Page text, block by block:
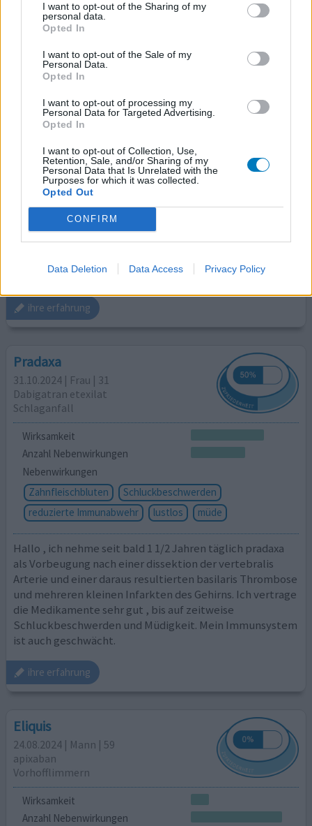
I want to opt-out of the Sharing of my
personal data.
Opted In
I want to opt-out of the Sale of my
Personal Data.
Opted In
I want to opt-out of processing my
Personal Data for Targeted Advertising.
Opted In
I want to opt-out of Collection, Use,
Retention, Sale, and/or Sharing of my
Personal Data that Is Unrelated with the
Purposes for which it was collected.
Opted Out
CONFIRM
Data Deletion Data Access Privacy Policy
Eliquis
20.04.2025 | Frau | 76
apixaban
Vorhofflimmern
Wirksamkeit
Anzahl Nebenwirkungen
Brechreiz
akute Kopfschmerzen Schwindel
3 Cardio Version und 1 Ablation- eliquis und Dilitazem
nehme ich aber ich habe 5 k zugenommen, leide unter
Depression, Lustlosigkeit, Kopfschmerzen, Schwindel-
gibt es jemand die diese Medikamente abgesetzt haben
und ein Natur Medikament- zB Pulsulin genommen
haben? Ich will nicht mehr Eliquis nehmen!
ihre erfahrung
Pradaxa
31.10.2024 | Frau | 31
Dabigatran etexilat
Schlaganfall
Wirksamkeit
Anzahl Nebenwirkungen
Nebenwirkungen
Zahnfleischbluten
Schluckbeschwerden
reduzierte Immunabwehr
lustlos müde
Hallo , ich nehme seit bald 1 1/2 Jahren täglich pradaxa
als Vorbeugung nach einer dissektion der vertebralis
Arterie und einer daraus resultierten basilaris Thrombose
und mehreren kleinen Infarkten des Gehirns. Ich vertrage
die Medikamente sehr gut , bis auf zeitweise
Schluckbeschwerden und Müdigkeit. Mein Immunsystem
ist auch geschwächt.
ihre erfahrung
Eliquis
24.08.2024 | Mann | 59
apixaban
Vorhofflimmern
Wirksamkeit
Anzahl Nebenwirkungen